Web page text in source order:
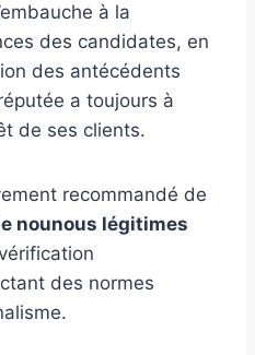
à la
des candidates, en
des antécédents
a toujours à
de ses clients.
recommandé de
nounous légitimes
des normes